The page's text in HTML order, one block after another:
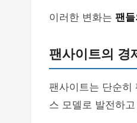
이러한 변화는 팬들
팬사이트의 경
팬사이트는 단순히
스 모델로 발전하